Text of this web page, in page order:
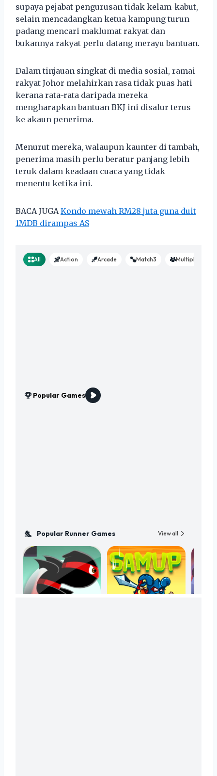
supaya pejabat pengurusan tidak kelam-kabut,
selain mencadangkan ketua kampung turun
padang mencari maklumat rakyat dan
bukannya rakyat perlu datang merayu bantuan.
Dalam tinjauan singkat di media sosial, ramai
rakyat Johor melahirkan rasa tidak puas hati
kerana rata-rata daripada mereka
mengharapkan bantuan BKJ ini disalur terus
ke akaun penerima.
Menurut mereka, walaupun kaunter di tambah,
penerima masih perlu beratur panjang lebih
teruk dalam keadaan cuaca yang tidak
menentu ketika ini.
BACA JUGA Kondo mewah RM28 juta guna duit
1MDB dirampas AS